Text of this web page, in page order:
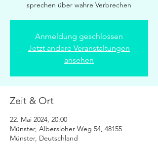
sprechen über wahre Verbrechen
Anmeldung geschlossen
Jetzt andere Veranstaltungen
ansehen
Zeit & Ort
22. Mai 2024, 20:00
Münster, Albersloher Weg 54, 48155
Münster, Deutschland